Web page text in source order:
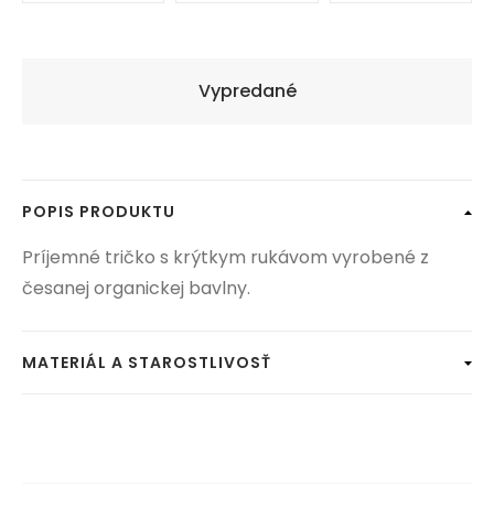
Vypredané
POPIS PRODUKTU
Príjemné tričko s krýtkym rukávom vyrobené z
česanej organickej bavlny.
MATERIÁL A STAROSTLIVOSŤ